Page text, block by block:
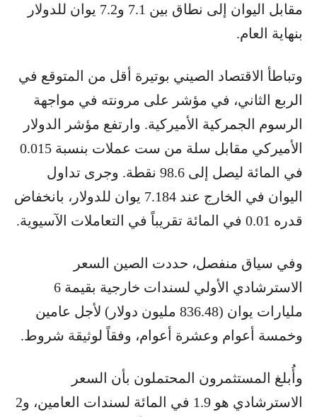
مقابل اليوان إلى نطاق بين 7.1 و7.2 يوان للدولار
بنهاية العام.
وتباطأ الاقتصاد الصيني بوتيرة أقل من المتوقع في
الربع الثاني، في مؤشر على مرونته في مواجهة
الرسوم الجمركية الأميركية. وارتفع مؤشر الدولار
الأميركي مقابل سلة من ست عملات بنسبة 0.015
في المائة ليصل إلى 98.6 نقطة. وجرى تداول
اليوان في الخارج عند 7.184 يوان للدولار، بانخفاض
قدره 0.01 في المائة تقريباً في التعاملات الآسيوية.
وفي سياق منفصل، حددت الصين السعر
الاسترشادي الأولي لسندات خارجية بقيمة 6
مليارات يوان (836.48 مليون دولار) لأجل عامين
وخمسة أعوام وعشرة أعوام، وفقاً لوثيقة شروط.
وأُبلغ المستثمرون المحتملون بأن السعر
الاسترشادي هو 1.9 في المائة لسندات العامين، و2